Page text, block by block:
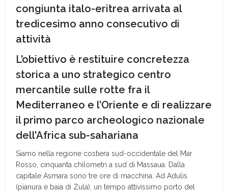
congiunta italo-eritrea arrivata al
tredicesimo anno consecutivo di
attività
L’obiettivo è restituire concretezza
storica a uno strategico centro
mercantile sulle rotte fra il
Mediterraneo e l’Oriente e di realizzare
il primo parco archeologico nazionale
dell’Africa sub-sahariana
Siamo nella regione costiera sud-occidentale del Mar
Rosso, cinquanta chilometri a sud di Massaua. Dalla
capitale Asmara sono tre ore di macchina. Ad Adulis
(pianura e baia di Zula), un tempo attivissimo porto del